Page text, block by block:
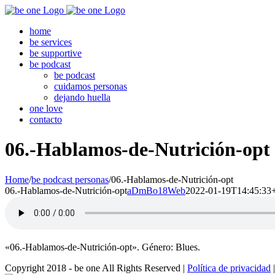
Skip
contenthome
be services
be supportive
be podcast
be podcast
cuidamos personas
dejando huella
one love
contacto
06.-Hablamos-de-Nutrición-opt
Home/be podcast personas/06.-Hablamos-de-Nutrición-opt
06.-Hablamos-de-Nutrición-optaDmBo18Web2022-01-
«06.-Hablamos-de-Nutrición-opt». Género: Blues.
Copyright 2018 - be one All Rights Reserved | Política de privacidad |